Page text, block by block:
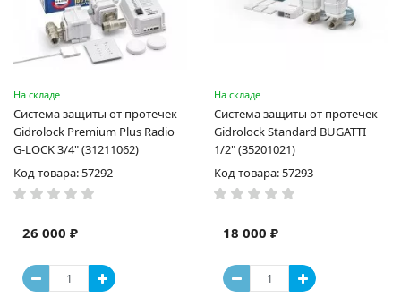
На складе
Система защиты от протечек
Gidrоlock Premium Plus Radio
G-LOCK 3/4" (31211062)
Код товара: 57292
26 000 ₽
На складе
Система защиты от протечек
Gidrоlock Standard BUGATTI
1/2" (35201021)
Код товара: 57293
18 000 ₽